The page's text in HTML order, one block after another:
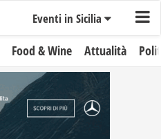
Eventi in Sicilia
Food & Wine Attualità